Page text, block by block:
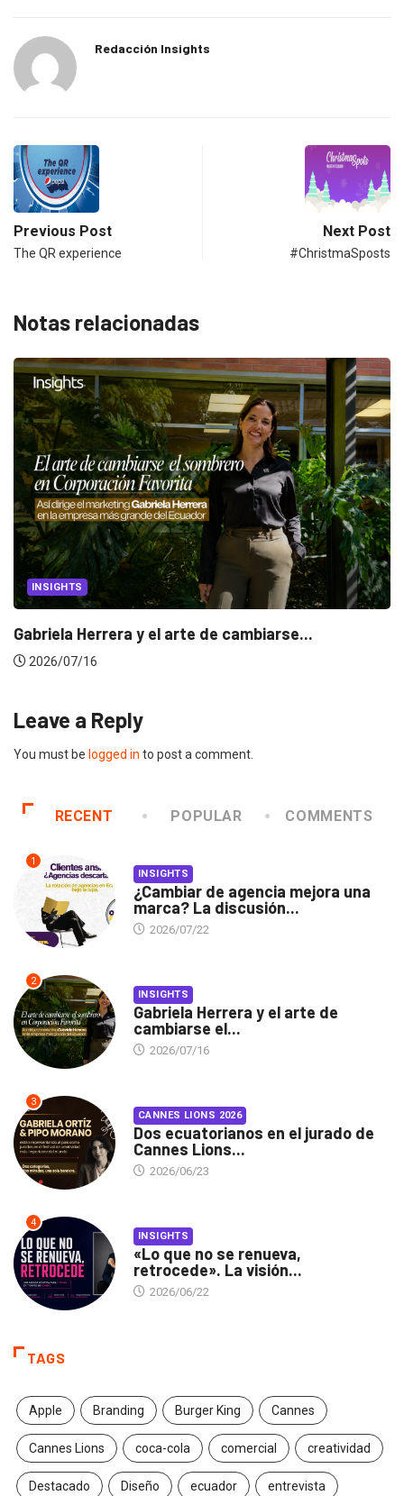
Redacción Insights
Previous Post
The QR experience
Next Post
#ChristmaSposts
Notas relacionadas
CANNES LIONS 2026
Dos ecuatorianos en el jurado de Cannes...
2026/06/23
Leave a Reply
You must be logged in to post a comment.
RECENT POPULAR COMMENTS
1
INSIGHTS
¿Cambiar de agencia mejora una
marca? La discusión...
2026/07/22
2
INSIGHTS
Gabriela Herrera y el arte de
cambiarse el...
2026/07/16
3
CANNES LIONS 2026
Dos ecuatorianos en el jurado de
Cannes Lions...
2026/06/23
4
INSIGHTS
«Lo que no se renueva,
retrocede». La visión...
2026/06/22
TAGS
Apple Branding Burger King Cannes
Cannes Lions coca-cola comercial creatividad
Destacado Diseño ecuador entrevista